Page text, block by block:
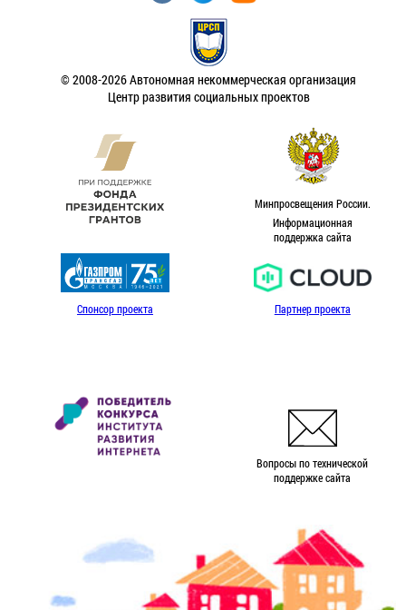
© 2008-2026 Автономная некоммерческая организация
Центр развития социальных проектов
Минпросвещения России.
Информационная
поддержка сайта
Спонсор проекта Партнер проекта
Вопросы по технической
поддержке сайта